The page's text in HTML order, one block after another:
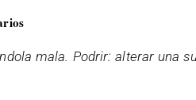
mala. Podrir: alterar una